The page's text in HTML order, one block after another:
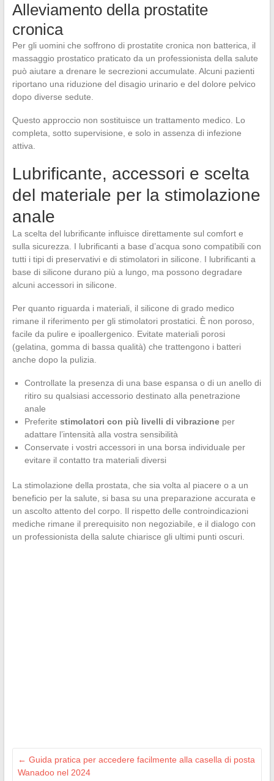
Alleviamento della prostatite
cronica
Per gli uomini che soffrono di prostatite cronica non batterica, il
massaggio prostatico praticato da un professionista della salute
può aiutare a drenare le secrezioni accumulate. Alcuni pazienti
riportano una riduzione del disagio urinario e del dolore pelvico
dopo diverse sedute.
Questo approccio non sostituisce un trattamento medico. Lo
completa, sotto supervisione, e solo in assenza di infezione
attiva.
Lubrificante, accessori e scelta
del materiale per la stimolazione
anale
La scelta del lubrificante influisce direttamente sul comfort e
sulla sicurezza. I lubrificanti a base d’acqua sono compatibili con
tutti i tipi di preservativi e di stimolatori in silicone. I lubrificanti a
base di silicone durano più a lungo, ma possono degradare
alcuni accessori in silicone.
Per quanto riguarda i materiali, il silicone di grado medico
rimane il riferimento per gli stimolatori prostatici. È non poroso,
facile da pulire e ipoallergenico. Evitate materiali porosi
(gelatina, gomma di bassa qualità) che trattengono i batteri
anche dopo la pulizia.
Controllate la presenza di una base espansa o di un anello di
ritiro su qualsiasi accessorio destinato alla penetrazione
anale
Preferite stimolatori con più livelli di vibrazioneper
adattare l’intensità alla vostra sensibilità
Conservate i vostri accessori in una borsa individuale per
evitare il contatto tra materiali diversi
La stimolazione della prostata, che sia volta al piacere o a un
beneficio per la salute, si basa su una preparazione accurata e
un ascolto attento del corpo. Il rispetto delle controindicazioni
mediche rimane il prerequisito non negoziabile, e il dialogo con
un professionista della salute chiarisce gli ultimi punti oscuri.
← Guida pratica per accedere facilmente alla casella di posta
Wanadoo nel 2024